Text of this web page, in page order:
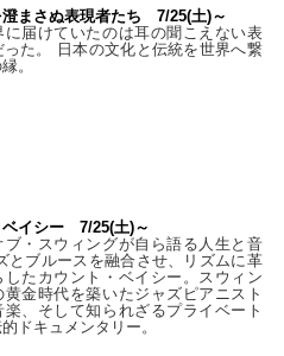
澄まさぬ表現者たち 7/25(土)～
に届けていたのは耳の聞こえない表
った。 日本の文化と伝統を世界へ繋
。
ベイシー 7/25(土)～
ブ・スウィングが自ら語る人生と音
とブルースを融合させ、リズムに革
したカウント・ベイシー。スウィン
黄金時代を築いたジャズピアニスト
楽、そして知られざるプライベート
ドキュメンタリー。